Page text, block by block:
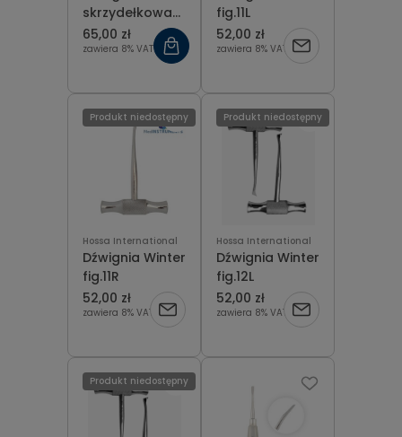
skrzydełkowa
Winged prosta
5 mm
65,00 zł
zawiera 8% VAT
fig.11L
52,00 zł
zawiera 8% VAT
Hossa International
Dźwignia Winter
fig.11R
52,00 zł
zawiera 8% VAT
Produkt niedostępny
Hossa International
Dźwignia Winter
fig.12L
52,00 zł
zawiera 8% VAT
Produkt niedostępny
Produkt niedostępny